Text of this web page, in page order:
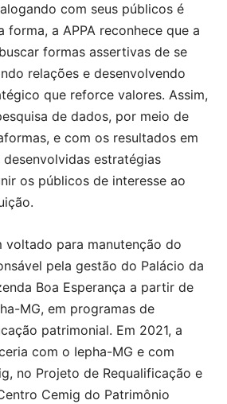
com seus públicos é
forma, a APPA reconhece que a
formas assertivas de se
relações e desenvolvendo
que reforce valores. Assim,
de dados, por meio de
e com os resultados em
estratégias
os públicos de interesse ao
voltado para manutenção do
pela gestão do Palácio da
Boa Esperança a partir de
MG, em programas de
patrimonial. Em 2021, a
com o Iepha-MG e com
no Projeto de Requalificação e
Cemig do Patrimônio